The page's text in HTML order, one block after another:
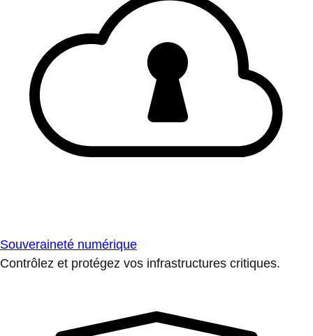
Souveraineté numérique
Contrôlez et protégez vos infrastructures critiques.